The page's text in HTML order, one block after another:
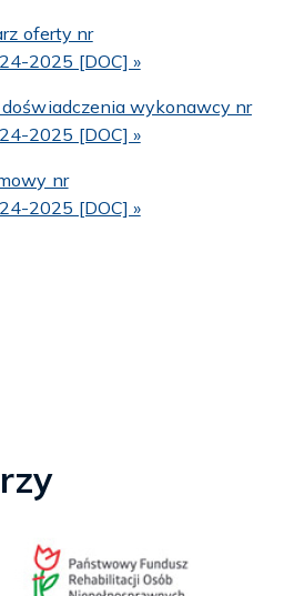
oferty nr
2025 [DOC] »
doświadczenia wykonawcy nr
2025 [DOC] »
nr
2025 [DOC] »